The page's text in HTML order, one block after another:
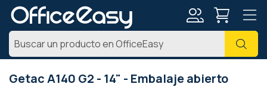
Getac A140 G2 - 14" - Embalaje abierto